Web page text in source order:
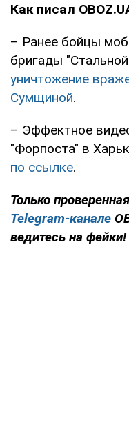
Как писал
– Ранее бойцы
бригады
уничтожение
Сумщиной.
– Эффектное
"Форпоста" в
по ссылке.
Только
Telegram-канале
ведитесь на фейки!